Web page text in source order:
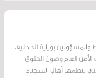
والمسؤولين بوزارة الداخلية،
الأمن العام وصون الحقوق
ينظمها أهالي السجناء